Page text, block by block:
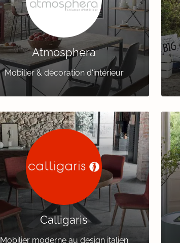
Atmosphera
Mobilier & décoration d'intérieur
Calligaris
Mobilier moderne au design italien